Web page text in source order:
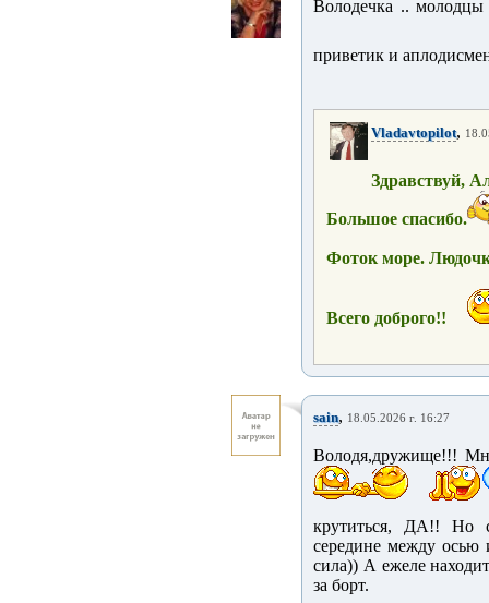
Володечка .. молодцы
приветик и
Vladavtopilot,
Здравствуй,
Большое спасибо.
Фоток море.
Всего доброго!!
sain, 18.05.2026 г. 16:27
Володя,дружище!!!
крутиться, ДА!! Но
середине между осью
сила)) А ежеле
за борт.